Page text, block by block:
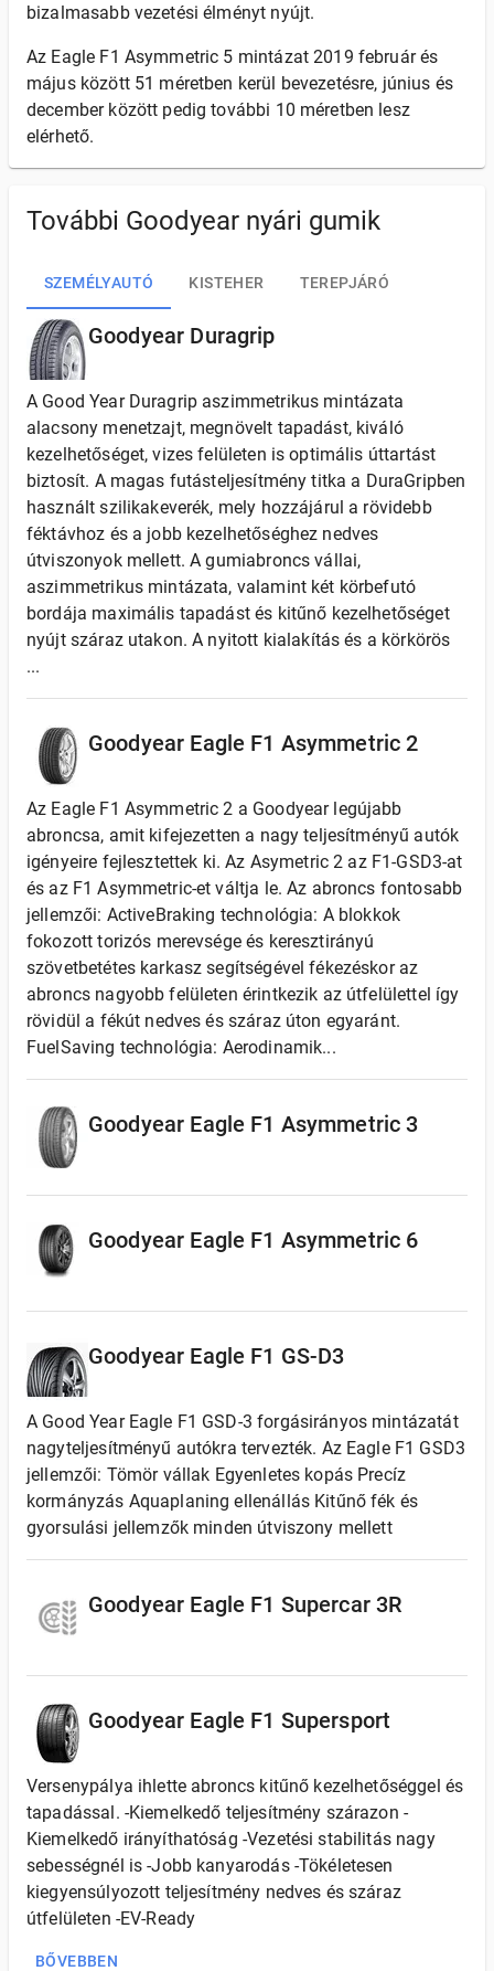
bizalmasabb vezetési élményt nyújt.
Az Eagle F1 Asymmetric 5 mintázat 2019 február és
május között 51 méretben kerül bevezetésre, június és
december között pedig további 10 méretben lesz
elérhető.
További Goodyear nyári gumik
SZEMÉLYAUTÓ KISTEHER TEREPJÁRÓ
Goodyear Duragrip
A Good Year Duragrip aszimmetrikus mintázata
alacsony menetzajt, megnövelt tapadást, kiváló
kezelhetőséget, vizes felületen is optimális úttartást
biztosít. A magas futásteljesítmény titka a DuraGripben
használt szilikakeverék, mely hozzájárul a rövidebb
féktávhoz és a jobb kezelhetőséghez nedves
útviszonyok mellett. A gumiabroncs vállai,
aszimmetrikus mintázata, valamint két körbefutó
bordája maximális tapadást és kitűnő kezelhetőséget
nyújt száraz utakon. A nyitott kialakítás és a körkörös
...
Goodyear Eagle F1 Asymmetric 2
Az Eagle F1 Asymmetric 2 a Goodyear legújabb
abroncsa, amit kifejezetten a nagy teljesítményű autók
igényeire fejlesztettek ki. Az Asymetric 2 az F1-GSD3-at
és az F1 Asymmetric-et váltja le. Az abroncs fontosabb
jellemzői: ActiveBraking technológia: A blokkok
fokozott torizós merevsége és keresztirányú
szövetbetétes karkasz segítségével fékezéskor az
abroncs nagyobb felületen érintkezik az útfelülettel így
rövidül a fékút nedves és száraz úton egyaránt.
FuelSaving technológia: Aerodinamik...
Goodyear Eagle F1 Asymmetric 3
Goodyear Eagle F1 Asymmetric 6
Goodyear Eagle F1 GS-D3
A Good Year Eagle F1 GSD-3 forgásirányos mintázatát
nagyteljesítményű autókra tervezték. Az Eagle F1 GSD3
jellemzői: Tömör vállak Egyenletes kopás Precíz
kormányzás Aquaplaning ellenállás Kitűnő fék és
gyorsulási jellemzők minden útviszony mellett
Goodyear Eagle F1 Supercar 3R
Goodyear Eagle F1 Supersport
Versenypálya ihlette abroncs kitűnő kezelhetőséggel és
tapadással. -Kiemelkedő teljesítmény szárazon -
Kiemelkedő irányíthatóság -Vezetési stabilitás nagy
sebességnél is -Jobb kanyarodás -Tökéletesen
kiegyensúlyozott teljesítmény nedves és száraz
útfelületen -EV-Ready
BŐVEBBEN